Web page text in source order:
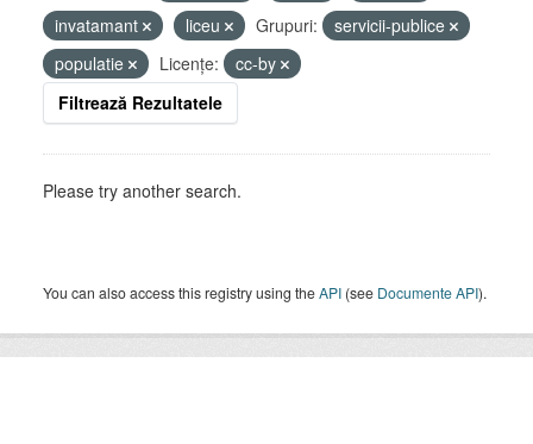
invatamant
liceu Grupuri:
servicii-publice
populatie
Licenţe:
cc-by
Filtrează Rezultatele
Please try another search.
You can also access this registry using theAPI (see Documente API).